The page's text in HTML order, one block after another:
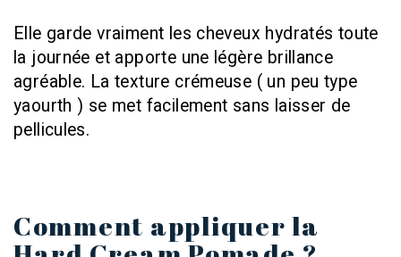
Elle garde vraiment les cheveux hydratés toute
la journée et apporte une légère brillance
agréable. La texture crémeuse ( un peu type
yaourth ) se met facilement sans laisser de
pellicules.
Comment appliquer la